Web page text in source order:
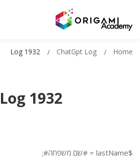
Log 1932
Home
ChatGpt Log
Log 1932
$lastName = #שם משפחה#;